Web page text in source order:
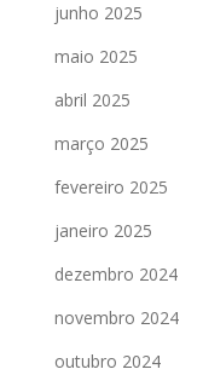
junho 2025
maio 2025
abril 2025
março 2025
fevereiro 2025
janeiro 2025
dezembro 2024
novembro 2024
outubro 2024